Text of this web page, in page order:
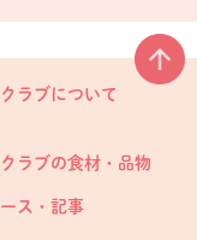
ラブについて
ラブの食材・品物
ス・記事